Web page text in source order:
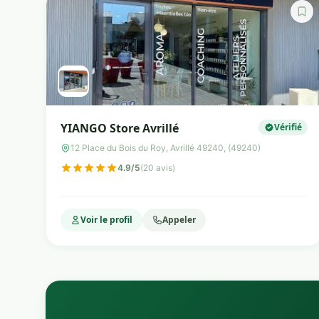
YIANGO Store Avrillé Vérifié
12 Place du Bois du Roy, Avrillé 49240, (49240)
4.9/5(20 avis)
Voir le profil Appeler